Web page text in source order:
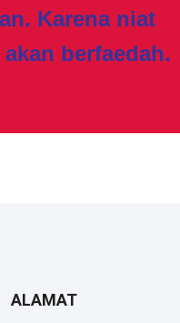
Karena niat
berfaedah.
ALAMAT